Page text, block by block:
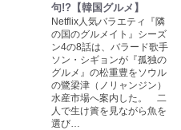
句!?【韓国グルメ】
Netflix人気バラエティ『隣
の国のグルメイト』シーズ
ン4の8話は、バラード歌手
ソン・シギョンが『孤独の
グルメ』の松重豊をソウル
の鷺梁津（ノリャンジン）
水産市場へ案内した。 二
人で生け簀を見ながら魚を
選び…